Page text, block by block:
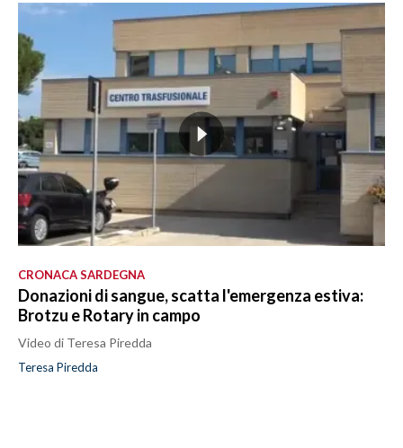
CRONACA SARDEGNA
Donazioni di sangue, scatta l'emergenza estiva:
Brotzu e Rotary in campo
Video di Teresa Piredda
Teresa Piredda